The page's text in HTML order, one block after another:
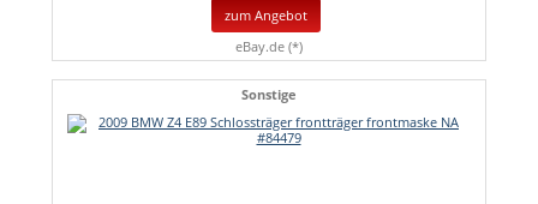
zum Angebot
eBay.de (*)
Sonstige